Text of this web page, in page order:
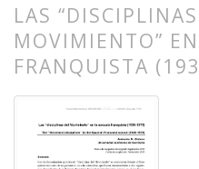
LAS
MOVIMIENTO”
FRANQUISTA